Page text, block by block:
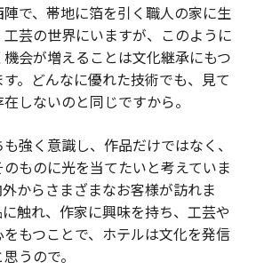
で、帯地に箔を引く職人の家に生
芸の世界にいますが、このように
会が増えることは文化継承にもつ
。どんなに優れた技術でも、見て
しないのと同じですから。
強く意識し、作品だけではなく、
ものに光を当てたいと考えていま
からさまざまなお客様が訪れま
触れ、作家に興味を持ち、工芸や
もつことで、ホテルは文化を発信
うので。